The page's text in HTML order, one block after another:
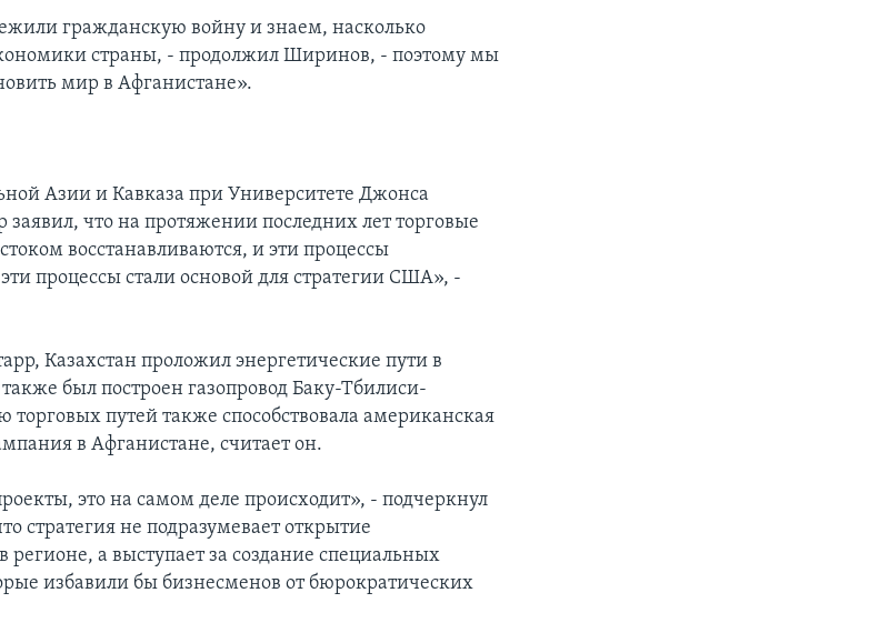
гражданскую войну и знаем, насколько
страны, - продолжил Ширинов, - поэтому мы
мир в Афганистане».
Азии и Кавказа при Университете Джонса
что на протяжении последних лет торговые
восстанавливаются, и эти процессы
процессы стали основой для стратегии США», -
Казахстан проложил энергетические пути в
был построен газопровод Баку-Тбилиси-
путей также способствовала американская
в Афганистане, считает он.
это на самом деле происходит», - подчеркнул
стратегия не подразумевает открытие
регионе, а выступает за создание специальных
избавили бы бизнесменов от бюрократических